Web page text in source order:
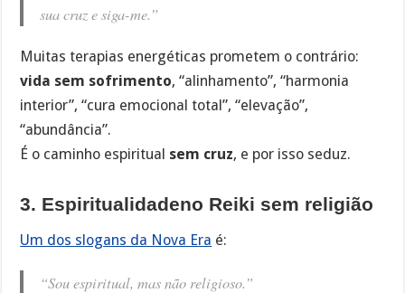
sua cruz e siga-me.”
Muitas terapias energéticas prometem o contrário:
vida sem sofrimento, “alinhamento”, “harmonia
interior”, “cura emocional total”, “elevação”,
“abundância”.
É o caminho espiritual sem cruz, e por isso seduz.
3. Espiritualidadeno Reiki sem religião
Um dos slogans da Nova Era é:
“Sou espiritual, mas não religioso.”